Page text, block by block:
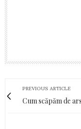
PREVIOUS ARTICLE
Cum scăpăm de